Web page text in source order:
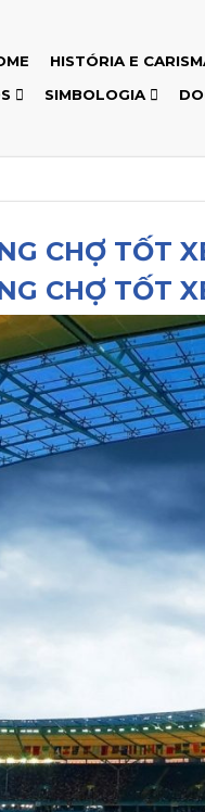
HISTÓRIA E
SIMBOLOGIA
CHỢ TỐT
CHỢ TỐT